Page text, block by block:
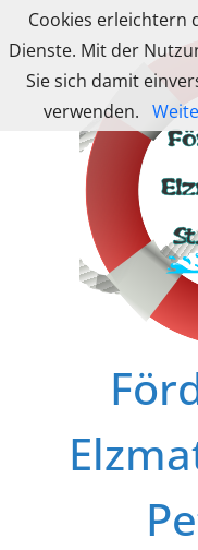
Zum
Inhalt
springen
Cookies erleichtern
Dienste. Mit der
Sie sich damit
verwenden.